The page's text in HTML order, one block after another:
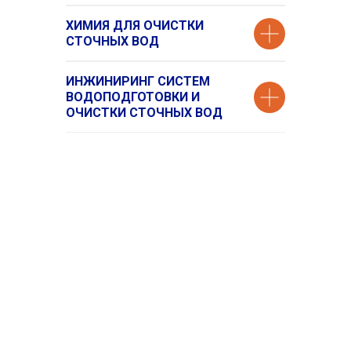
ХИМИЯ ДЛЯ ОЧИСТКИ
СТОЧНЫХ ВОД
ИНЖИНИРИНГ СИСТЕМ
ВОДОПОДГОТОВКИ И
ОЧИСТКИ СТОЧНЫХ ВОД